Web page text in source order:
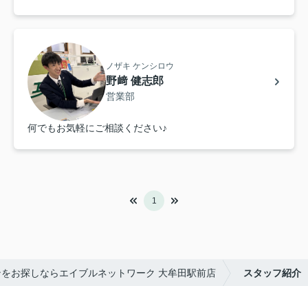
ノザキ ケンシロウ
野﨑 健志郎
営業部
何でもお気軽にご相談ください♪
1
お探しならエイブルネットワーク 大牟田駅前店 スタッフ紹介